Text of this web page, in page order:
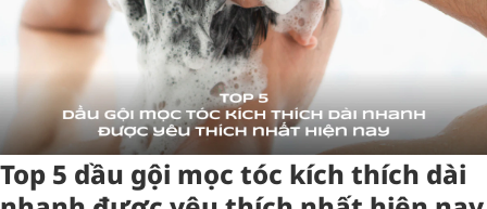
Top 5 dầu gội mọc tóc kích thích dài